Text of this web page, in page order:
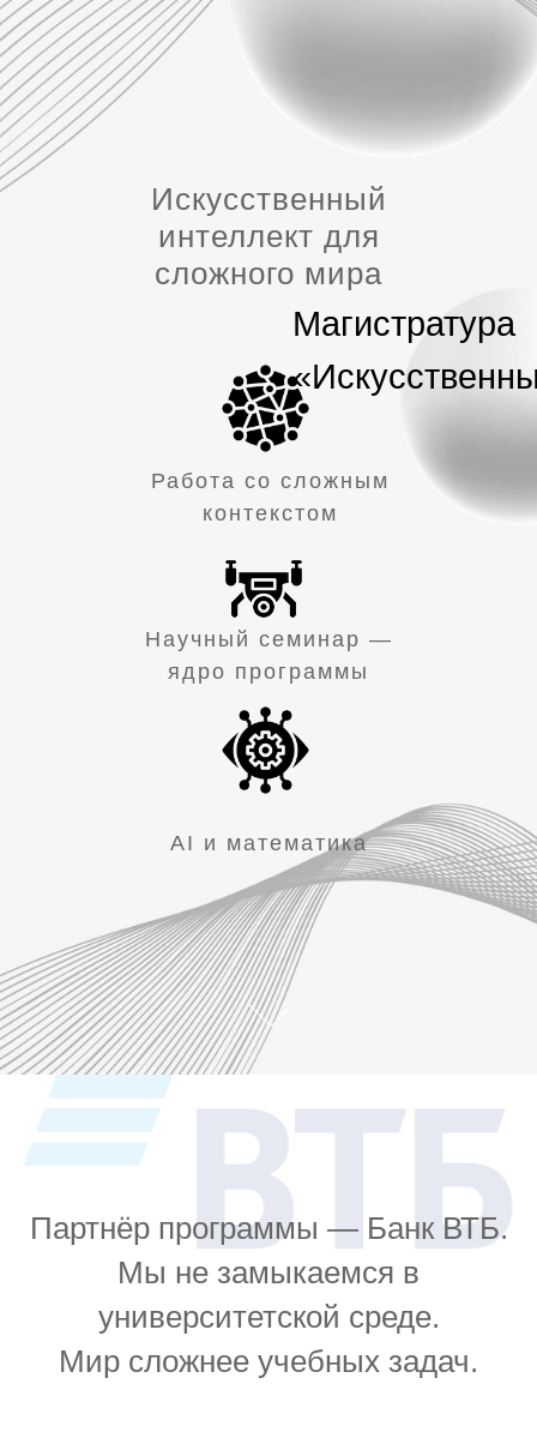
Искусственный
интеллект для
сложного мира
AI и математика
Научный семинар —
ядро программы
Работа со сложным
контекстом
Магистратура
Партнёр программы — Банк ВТБ.
Мы не замыкаемся в
университетской среде.
Мир сложнее учебных задач.